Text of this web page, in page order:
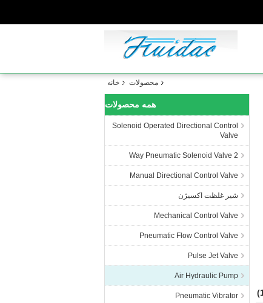
خانه محصولات
همه محصولات
Solenoid Operated Directional Control
Valve
2 Way Pneumatic Solenoid Valve
Manual Directional Control Valve
شیر غلظت اکسیژن
Mechanical Control Valve
Pneumatic Flow Control Valve
Pulse Jet Valve
Air Hydraulic Pump
Pneumatic Vibrator